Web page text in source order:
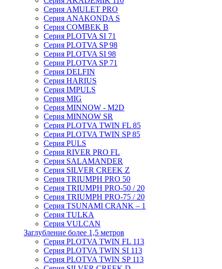
Серия AMULET PRO
Серия ANAKONDA S
Серия COMBEK B
Серия PLOTVA SI 71
Серия PLOTVA SP 98
Серия PLOTVA SI 98
Серия PLOTVA SP 71
Серия DELFIN
Серия HARIUS
Серия IMPULS
Серия MIG
Серия MINNOW - M2D
Серия MINNOW SR
Серия PLOTVA TWIN FL 85
Серия PLOTVA TWIN SP 85
Серия PULS
Серия RIVER PRO FL
Серия SALAMANDER
Серия SILVER CREEK Z
Серия TRIUMPH PRO 50
Серия TRIUMPH PRO-50 / 20
Серия TRIUMPH PRO-75 / 20
Серия TSUNAMI CRANK – 1
Серия TULKA
Серия VULCAN
Заглубление более 1,5 метров
Серия PLOTVA TWIN FL 113
Серия PLOTVA TWIN SI 113
Серия PLOTVA TWIN SP 113